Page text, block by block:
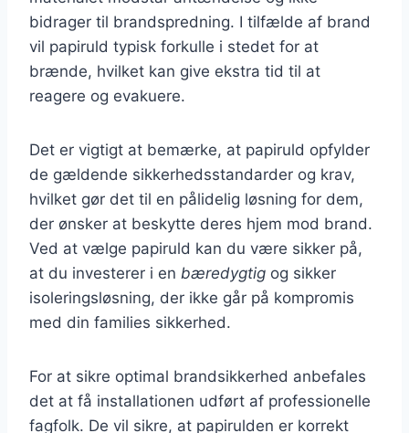
bidrager til brandspredning. I tilfælde af brand
vil papiruld typisk forkulle i stedet for at
brænde, hvilket kan give ekstra tid til at
reagere og evakuere.
Det er vigtigt at bemærke, at papiruld opfylder
de gældende sikkerhedsstandarder og krav,
hvilket gør det til en pålidelig løsning for dem,
der ønsker at beskytte deres hjem mod brand.
Ved at vælge papiruld kan du være sikker på,
at du investerer i en bæredygtig og sikker
isoleringsløsning, der ikke går på kompromis
med din families sikkerhed.
For at sikre optimal brandsikkerhed anbefales
det at få installationen udført af professionelle
fagfolk. De vil sikre, at papirulden er korrekt